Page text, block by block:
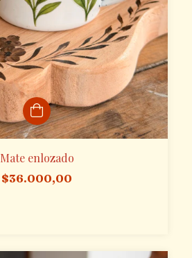
Mate enlozado
$36.000,00